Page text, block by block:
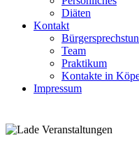
Diäten
Kontakt
Team
Praktikum
Kontakte in
Impressum